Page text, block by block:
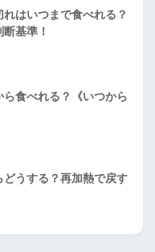
はいつまで食べれる？
基準！
食べれる？《いつから
うする？再加熱で戻す